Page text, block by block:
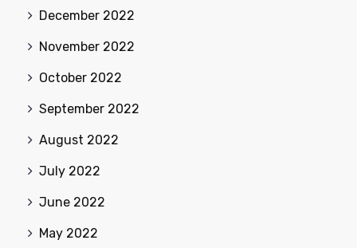
December 2022
November 2022
October 2022
September 2022
August 2022
July 2022
June 2022
May 2022